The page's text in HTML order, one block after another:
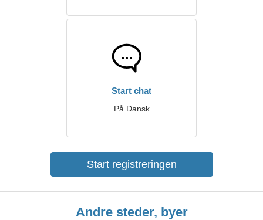
Start chat
På Dansk
Start registreringen
Andre steder, byer